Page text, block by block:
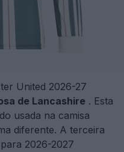
United 2026-27
de Lancashire . Esta
usada na camisa
diferente. A terceira
2026-2027